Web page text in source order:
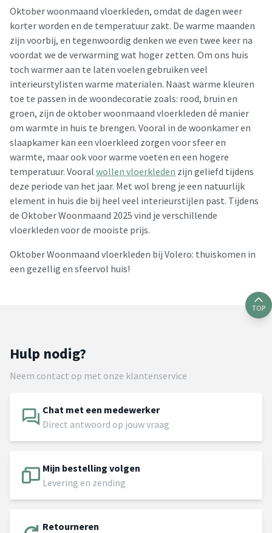
Oktober woonmaand vloerkleden, omdat de dagen weer
korter worden en de temperatuur zakt. De warme maanden
zijn voorbij, en tegenwoordig denken we even twee keer na
voordat we de verwarming wat hoger zetten. Om ons huis
toch warmer aan te laten voelen gebruiken veel
interieurstylisten warme materialen. Naast warme kleuren
toe te passen in de woondecoratie zoals: rood, bruin en
groen, zijn de oktober woonmaand vloerkleden dé manier
om warmte in huis te brengen. Vooral in de woonkamer en
slaapkamer kan een vloerkleed zorgen voor sfeer en
warmte, maar ook voor warme voeten en een hogere
temperatuur. Vooral wollen vloerkleden zijn geliefd tijdens
deze periode van het jaar. Met wol breng je een natuurlijk
element in huis die bij heel veel interieurstijlen past. Tijdens
de Oktober Woonmaand 2025 vind je verschillende
vloerkleden voor de mooiste prijs.
Oktober Woonmaand vloerkleden bij Volero: thuiskomen in
een gezellig en sfeervol huis!
TOP
Hulp nodig?
Neem contact op met onze klantenservice
Chat met een medewerker
Direct antwoord op jouw vraag
Mijn bestelling volgen
Levering en zending
Retourneren